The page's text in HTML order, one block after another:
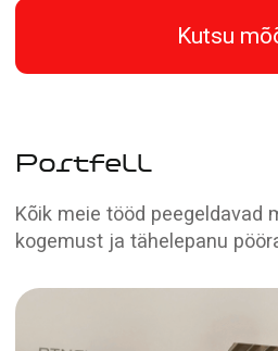
töötame operatiivselt, hoides samal ajal
Kiirus ja efektiivsus
kõikidele töödele, muutes meie teenused
Taskukohased hinnad